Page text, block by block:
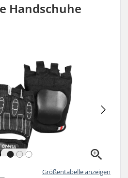
Handschuhe
Größentabelle anzeigen